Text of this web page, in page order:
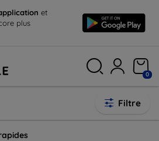
et
plus
0
Filtre